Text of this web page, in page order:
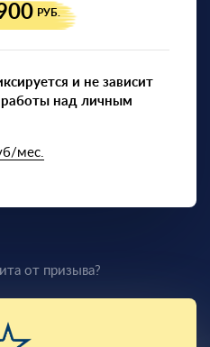
РУБ.
и не зависит
работы над личным
мес.
от призыва?